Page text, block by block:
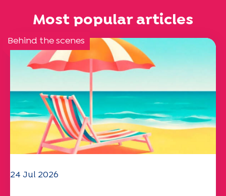
Most popular articles
Behind the scenes
24 Jul 2026